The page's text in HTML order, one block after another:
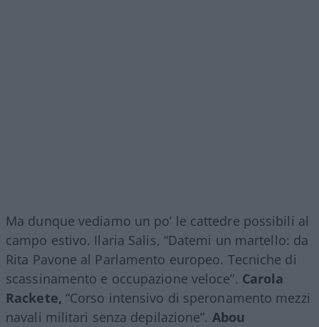
Ma dunque vediamo un po’ le cattedre possibili al
campo estivo. Ilaria Salis, “Datemi un martello: da
Rita Pavone al Parlamento europeo. Tecniche di
scassinamento e occupazione veloce”. Carola
Rackete, “Corso intensivo di speronamento mezzi
navali militari senza depilazione”. Abou